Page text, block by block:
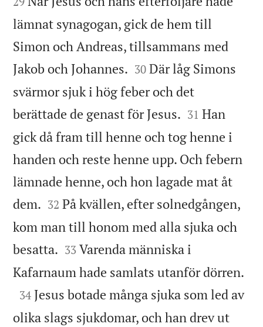
lämnat synagogan, gick de hem till
Simon och Andreas, tillsammans med
Jakob och Johannes. 

30 Där låg Simons
svärmor sjuk i hög feber och det
berättade de genast för Jesus. 

31 Han
gick då fram till henne och tog henne i
handen och reste henne upp. Och febern
lämnade henne, och hon lagade mat åt
dem. 

32 På kvällen, efter solnedgången,
kom man till honom med alla sjuka och
besatta. 

33 Varenda människa i
Kafarnaum hade samlats utanför dörren.

34 Jesus botade många sjuka som led av
olika slags sjukdomar, och han drev ut